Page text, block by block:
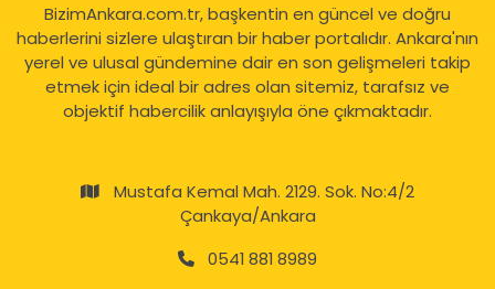
BizimAnkara.com.tr, başkentin en güncel ve doğru
haberlerini sizlere ulaştıran bir haber portalıdır. Ankara'nın
yerel ve ulusal gündemine dair en son gelişmeleri takip
etmek için ideal bir adres olan sitemiz, tarafsız ve
objektif habercilik anlayışıyla öne çıkmaktadır.
Mustafa Kemal Mah. 2129. Sok. No:4/2
Çankaya/Ankara
0541 881 8989